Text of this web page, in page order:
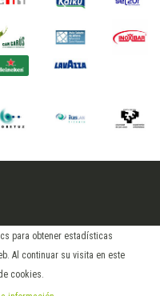
para obtener estadísticas
Al continuar su visita en este
cookies.